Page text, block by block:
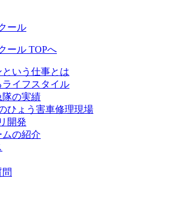
ール
ール TOPへ
いう仕事とは
イフスタイル
隊の実績
ひょう害車修理現場
開発
の紹介